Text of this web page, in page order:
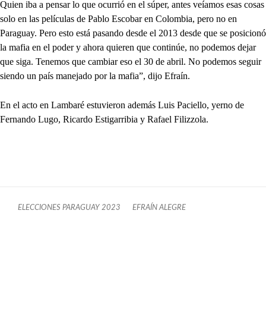
Quien iba a pensar lo que ocurrió en el súper, antes veíamos esas cosas
solo en las películas de Pablo Escobar en Colombia, pero no en
Paraguay. Pero esto está pasando desde el 2013 desde que se posicionó
la mafia en el poder y ahora quieren que continúe, no podemos dejar
que siga. Tenemos que cambiar eso el 30 de abril. No podemos seguir
siendo un país manejado por la mafia”, dijo Efraín.
En el acto en Lambaré estuvieron además Luis Paciello, yerno de
Fernando Lugo, Ricardo Estigarribia y Rafael Filizzola.
ELECCIONES PARAGUAY 2023 EFRAÍN ALEGRE